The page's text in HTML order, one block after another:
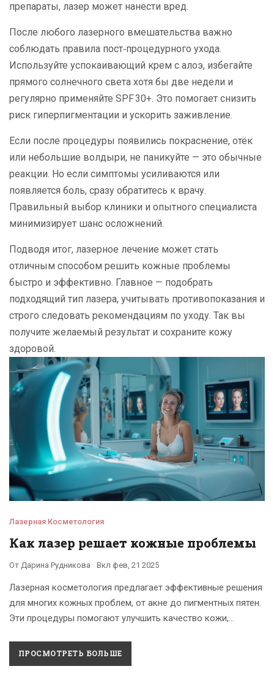
препараты, лазер может нанести вред.
После любого лазерного вмешательства важно
соблюдать правила пост‑процедурного ухода.
Используйте успокаивающий крем с алоэ, избегайте
прямого солнечного света хотя бы две недели и
регулярно применяйте SPF 30+. Это помогает снизить
риск гиперпигментации и ускорить заживление.
Если после процедуры появились покраснение, отёк
или небольшие волдыри, не паникуйте — это обычные
реакции. Но если симптомы усиливаются или
появляется боль, сразу обратитесь к врачу.
Правильный выбор клиники и опытного специалиста
минимизирует шанс осложнений.
Подводя итог, лазерное лечение может стать
отличным способом решить кожные проблемы
быстро и эффективно. Главное — подобрать
подходящий тип лазера, учитывать противопоказания и
строго следовать рекомендациям по уходу. Так вы
получите желаемый результат и сохраните кожу
здоровой.
Лазерная Косметология
Как лазер решает кожные проблемы
От Дарина Рудникова Вкл фев, 21 2025
Лазерная косметология предлагает эффективные решения
для многих кожных проблем, от акне до пигментных пятен.
Эти процедуры помогают улучшить качество кожи,
справиться с возрастными изменениями и другими
недостатками. На что стоит обратить внимание, выбирая
ПРОСМОТРЕТЬ БОЛЬШЕ